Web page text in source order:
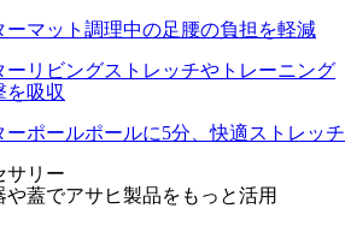
ーマット 調理中の足腰の負担を軽減
ーリビングストレッチやトレーニング
を吸収
ーポールポールに5分、快適ストレッチ
サリー
や蓋でアサヒ製品をもっと活用